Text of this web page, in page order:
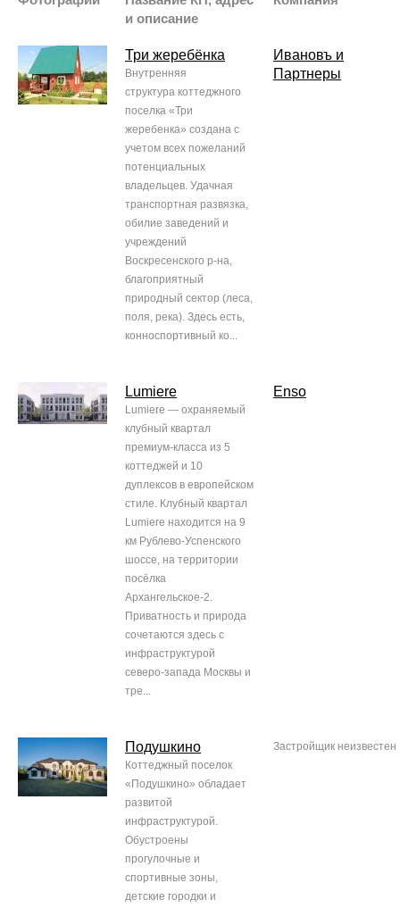
и описание
Три жеребёнка
Внутренняя
структура коттеджного
поселка «Три
жеребенка» создана с
учетом всех пожеланий
потенциальных
владельцев. Удачная
транспортная развязка,
обилие заведений и
учреждений
Воскресенского р-на,
благоприятный
природный сектор (леса,
поля, река). Здесь есть,
конноспортивный ко...
Ивановъ и
Партнеры
Lumiere
Lumiere — охраняемый
клубный квартал
премиум-класса из 5
коттеджей и 10
дуплексов в европейском
стиле. Клубный квартал
Lumiere находится на 9
км Рублево-Успенского
шоссе, на территории
посёлка
Архангельское-2.
Приватность и природа
сочетаются здесь с
инфраструктурой
северо-запада Москвы и
тре...
Enso
Подушкино
Коттеджный поселок
«Подушкино» обладает
развитой
инфраструктурой.
Обустроены
прогулочные и
спортивные зоны,
детские городки и
Застройщик неизвестен